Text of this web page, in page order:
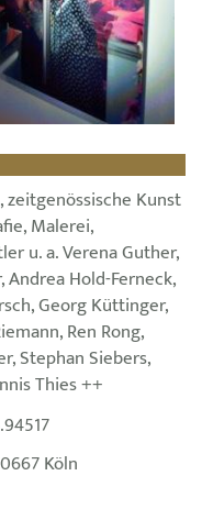
Kunst
Malerei,
u. a. Verena Guther,
Hold-Ferneck,
Georg Küttinger,
Ren Rong,
Stephan Siebers,
Thies ++
Köln